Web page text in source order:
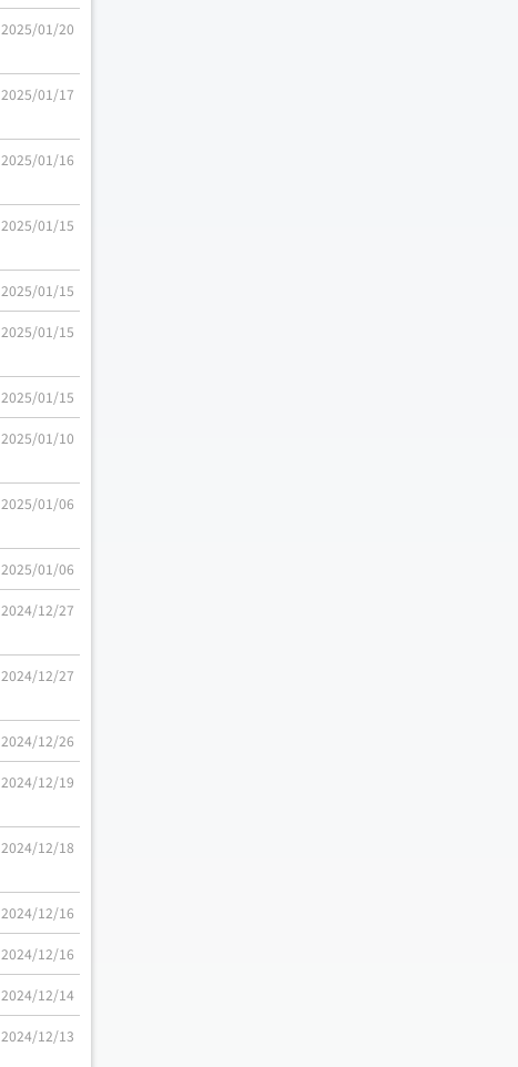
2025/01/20
2025/01/17
2025/01/16
2025/01/15
2025/01/15
2025/01/15
2025/01/15
2025/01/10
2025/01/06
2025/01/06
2024/12/27
2024/12/27
2024/12/26
2024/12/19
2024/12/18
2024/12/16
2024/12/16
2024/12/14
2024/12/13